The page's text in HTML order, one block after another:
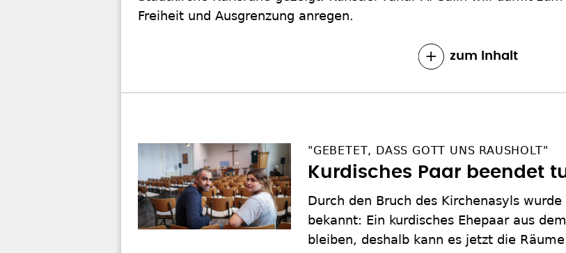
Freiheit und Ausgrenzung anregen.
zum Inhalt
"GEBETET, DASS GOTT UNS RAUSHOLT"
Kurdisches Paar beendet
Durch den Bruch des Kirchenasyls
bekannt: Ein kurdisches Ehepaar aus
bleiben, deshalb kann es jetzt die